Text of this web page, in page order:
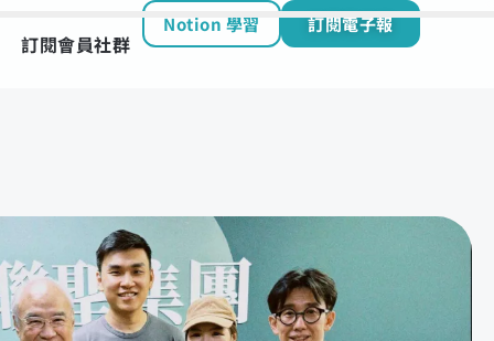
訂閱會員社群
Notion 學習 訂閱電子報